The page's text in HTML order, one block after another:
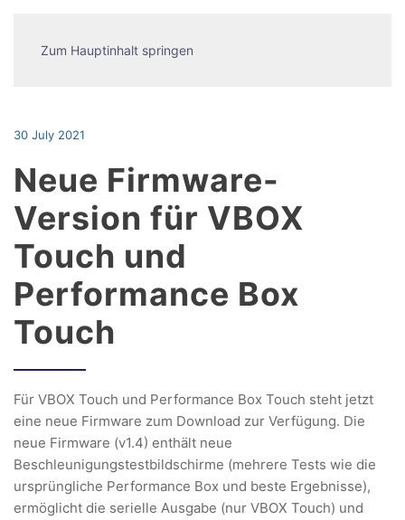
Zum Hauptinhalt springen
30 July 2021
Neue Firmware-
Version für VBOX
Touch und
Performance Box
Touch
Für VBOX Touch und Performance Box Touch steht jetzt
eine neue Firmware zum Download zur Verfügung. Die
neue Firmware (v1.4) enthält neue
Beschleunigungstestbildschirme (mehrere Tests wie die
ursprüngliche Performance Box und beste Ergebnisse),
ermöglicht die serielle Ausgabe (nur VBOX Touch) und